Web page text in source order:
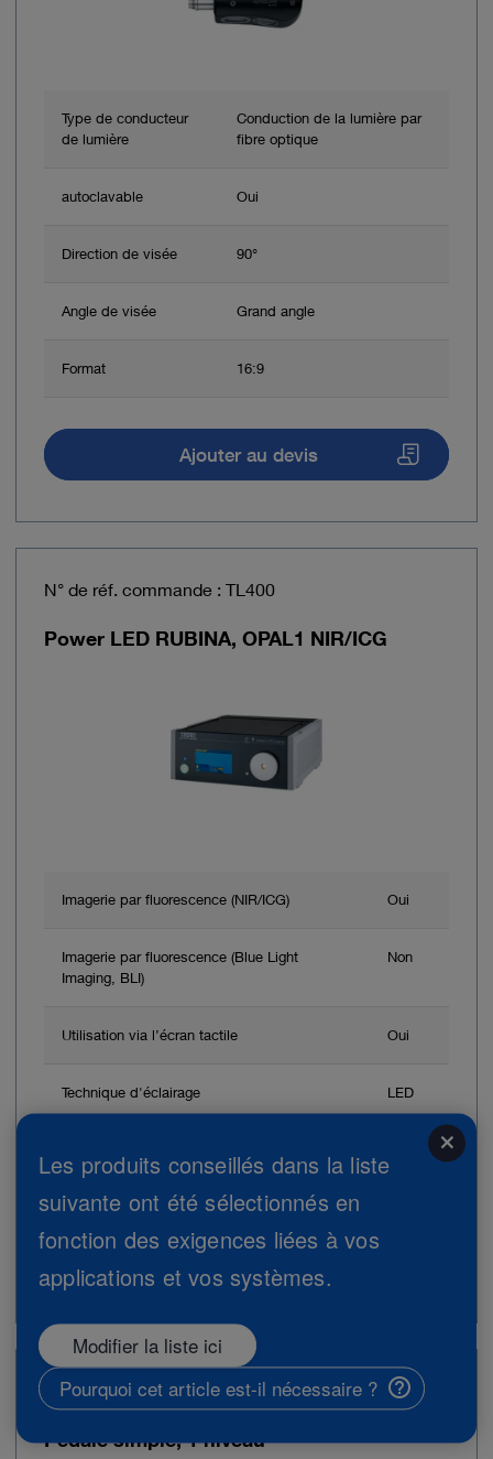
Type de conducteur
de lumière
Conduction de la lumière par
fibre optique
autoclavable Oui
Direction de visée 90°
Angle de visée Grand angle
Format 16:9
Ajouter au devis
N° de réf. commande : TL400
Power LED RUBINA, OPAL1 NIR/ICG
Imagerie par fluorescence (NIR/ICG) Oui
Imagerie par fluorescence (Blue Light
Imaging, BLI)
Non
Utilisation via l’écran tactile Oui
Technique d'éclairage LED
h
Ajouter au devis
N° de réf. commande : UF101
Pédale simple, 1 niveau
close
Les produits conseillés dans la liste
suivante ont été sélectionnés en
fonction des exigences liées à vos
applications et vos systèmes.
Modifier la liste ici
Pourquoi cet article est-il nécessaire ?